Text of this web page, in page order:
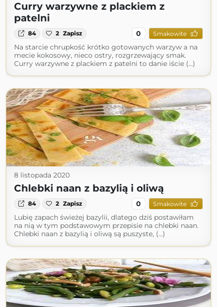
Curry warzywne z plackiem z
patelni
84 2 Zapisz 0 Smakowite
Na starcie chrupkość krótko gotowanych warzyw a na
mecie kokosowy, nieco ostry, rozgrzewający smak.
Curry warzywne z plackiem z patelni to danie iście (...)
8 listopada 2020
Chlebki naan z bazylią i oliwą
84 2 Zapisz 0 Smakowite
Lubię zapach świeżej bazylii, dlatego dziś postawiłam
na nią w tym podstawowym przepisie na chlebki naan.
Chlebki naan z bazylią i oliwą są puszyste, (...)